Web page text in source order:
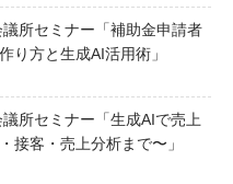
議所セミナー「補助金申請者
り方と生成AI活用術」
議所セミナー「生成AIで売上
接客・売上分析まで〜」